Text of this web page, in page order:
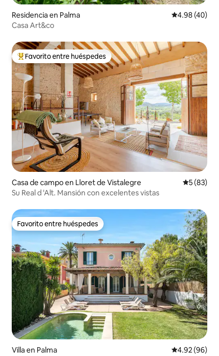
Residencia en Palma Calificación
4.98 (40)
Casa Art&co
De los mejores en Favorito entre huéspedes
Favorito entre huéspedes
Casa de campo en Lloret de Vistalegre
5 (83)
Su Real d 'Alt. Mansión con excelentes vistas
Favorito entre huéspedes
Favorito entre huéspedes
Villa en Palma Calificación
4.92 (96)